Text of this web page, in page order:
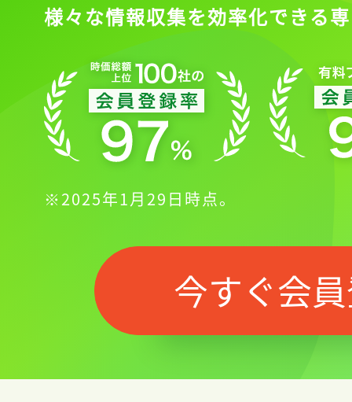
様々な情報収集を効率化できる
※2025年1月29日時点。
今すぐ会